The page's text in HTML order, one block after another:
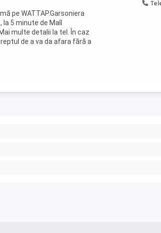
pe WATTAP.Garsoniera
5 minute de Mall
multe detalii la tel. În caz
de a va da afara fără a